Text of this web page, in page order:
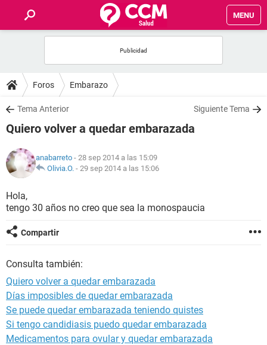
MENU
FOROS
SALUD
FAMILIA
NUTRICIÓN
BIENESTAR
SEXUALIDAD
GLOSARIO
Foros Embarazo
Tema Anterior Siguiente Tema
Quiero volver a quedar embarazada
anabarreto - 28 sep 2014 a las 15:09
Olivia.O. - 29 sep 2014 a las 15:06
Hola,
tengo 30 años no creo que sea la monospaucia
Compartir
Consulta también:
Quiero volver a quedar embarazada
Días imposibles de quedar embarazada
Se puede quedar embarazada teniendo quistes
Si tengo candidiasis puedo quedar embarazada
Medicamentos para ovular y quedar embarazada